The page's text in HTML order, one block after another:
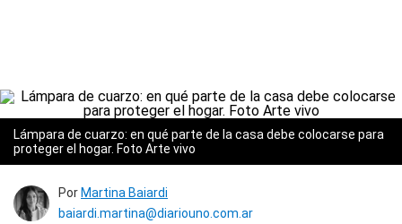
Lámpara de cuarzo: en qué parte de la casa debe colocarse para
proteger el hogar. Foto Arte vivo
Por Martina Baiardi
baiardi.martina@diariouno.com.ar